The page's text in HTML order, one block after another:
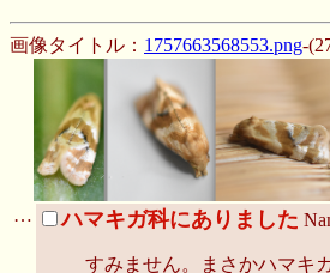
画像タイトル： 1757663568553.png-
… ハマキガ科にありました
すみません。まさかハマキ